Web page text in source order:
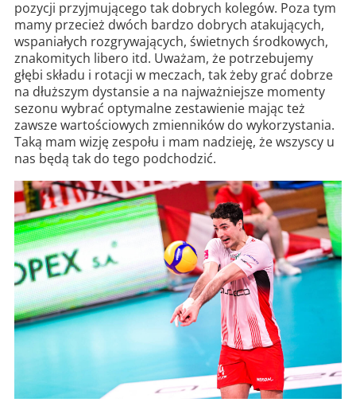
pozycji przyjmującego tak dobrych kolegów. Poza tym
mamy przecież dwóch bardzo dobrych atakujących,
wspaniałych rozgrywających, świetnych środkowych,
znakomitych libero itd. Uważam, że potrzebujemy
głębi składu i rotacji w meczach, tak żeby grać dobrze
na dłuższym dystansie a na najważniejsze momenty
sezonu wybrać optymalne zestawienie mając też
zawsze wartościowych zmienników do wykorzystania.
Taką mam wizję zespołu i mam nadzieję, że wszyscy u
nas będą tak do tego podchodzić.